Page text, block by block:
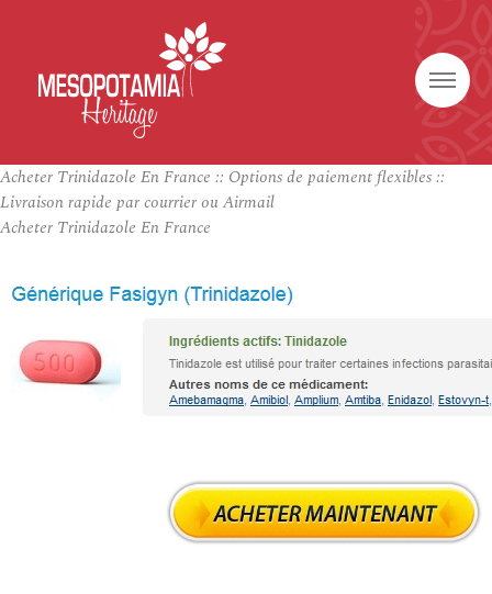
Acheter Trinidazole En France :: Options de paiement flexibles ::
Livraison rapide par courrier ou Airmail
Acheter Trinidazole En France